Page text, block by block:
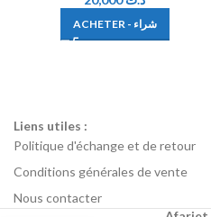
ACHETER - شراء
Liens utiles :
Politique d'échange et de retour
Conditions générales de vente
Nous contacter